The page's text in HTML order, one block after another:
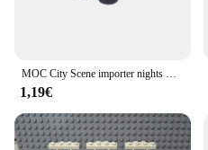
MOC City Scene importer nights Mini jouet, aspirateur, machine à laver, réfrigérateur, lit, canapé, console de jeu, briques, meubles, TV, K028
1,19€